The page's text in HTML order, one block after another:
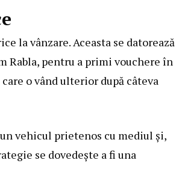
la vânzare. Aceasta se datorează
Rabla, pentru a primi vouchere în
o vând ulterior după câteva
vehicul prietenos cu mediul și,
se dovedește a fi una